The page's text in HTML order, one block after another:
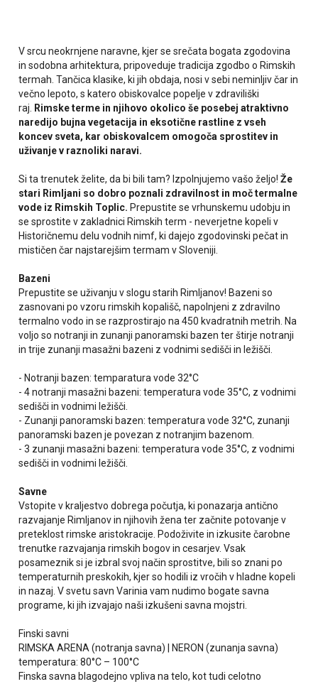
V srcu neokrnjene naravne, kjer se srečata bogata zgodovina
in sodobna arhitektura, pripoveduje tradicija zgodbo o Rimskih
termah. Tančica klasike, ki jih obdaja, nosi v sebi neminljiv čar in
večno lepoto, s katero obiskovalce popelje v zdraviliški
raj. Rimske terme in njihovo okolico še posebej atraktivno
naredijo bujna vegetacija in eksotične rastline z vseh
koncev sveta, kar obiskovalcem omogoča sprostitev in
uživanje v raznoliki naravi.
Si ta trenutek želite, da bi bili tam? Izpolnjujemo vašo željo!Že
stari Rimljani so dobro poznali zdravilnost in moč termalne
vode iz Rimskih Toplic. Prepustite se vrhunskemu udobju in
se sprostite v zakladnici Rimskih term - neverjetne kopeli v
Historičnemu delu vodnih nimf, ki dajejo zgodovinski pečat in
mističen čar najstarejšim termam v Sloveniji.
Bazeni
Prepustite se uživanju v slogu starih Rimljanov! Bazeni so
zasnovani po vzoru rimskih kopališč, napolnjeni z zdravilno
termalno vodo in se razprostirajo na 450 kvadratnih metrih. Na
voljo so notranji in zunanji panoramski bazen ter štirje notranji
in trije zunanji masažni bazeni z vodnimi sedišči in ležišči.
- Notranji bazen: temparatura vode32°C
- 4 notranji masažni bazeni: temperatura vode 35°C, z vodnimi
sedišči in vodnimi ležišči.
- Zunanji panoramski bazen: temperatura vode 32°C, zunanji
panoramski bazen je povezan z notranjim bazenom.
- 3 zunanji masažni bazeni: temperatura vode 35°C, z vodnimi
sedišči in vodnimi ležišči.
Savne
Vstopite v kraljestvo dobrega počutja, ki ponazarja antično
razvajanje Rimljanov in njihovih žena ter začnite potovanje v
preteklost rimske aristokracije. Podoživite in izkusite čarobne
trenutke razvajanja rimskih bogov in cesarjev. Vsak
posameznik si je izbral svoj način sprostitve, bili so znani po
temperaturnih preskokih, kjer so hodili iz vročih v hladne kopeli
in nazaj. V svetu savn Varinia vam nudimo bogate savna
programe, ki jih izvajajo naši izkušeni savna mojstri.
Finski savni
RIMSKA ARENA (notranja savna) | NERON (zunanja savna)
temperatura: 80°C – 100°C
Finska savna blagodejno vpliva na telo, kot tudi celotno